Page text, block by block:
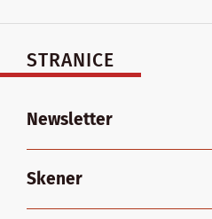
STRANICE
Newsletter
Skener